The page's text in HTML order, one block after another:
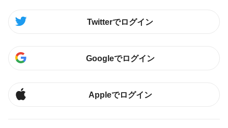
Twitterでログイン
Googleでログイン
Appleでログイン